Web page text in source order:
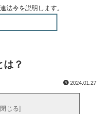
法令を説明します。
は？
2024.01.27